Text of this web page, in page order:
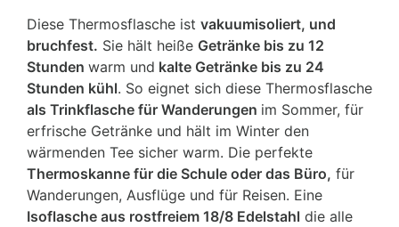
Diese Thermosflasche ist vakuumisoliert, und
bruchfest. Sie hält heiße Getränke bis zu 12
Stunden warm und kalte Getränke bis zu 24
Stunden kühl. So eignet sich diese Thermosflasche
als Trinkflasche für Wanderungen im Sommer, für
erfrische Getränke und hält im Winter den
wärmenden Tee sicher warm. Die perfekte
Thermoskanne für die Schule oder das Büro, für
Wanderungen, Ausflüge und für Reisen. Eine
Isoflasche aus rostfreiem 18/8 Edelstahl die alle